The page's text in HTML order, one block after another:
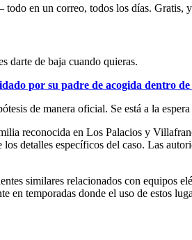
en un correo, todos los días. Gratis,
darte de baja cuando quieras.
por su padre de acogida dentro
de manera oficial. Se está a la
reconocida en Los Palacios y
los detalles específicos del caso. Las
similares relacionados con equipos
en temporadas donde el uso de estos